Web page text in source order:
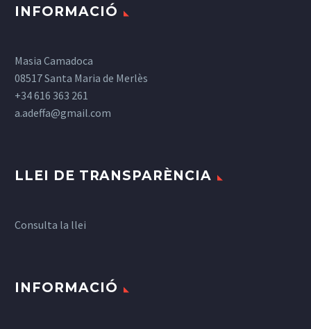
INFORMACIÓ
Masia Camadoca
08517 Santa Maria de Merlès
+34 616 363 261
a.adeffa@gmail.com
LLEI DE TRANSPARÈNCIA
Consulta la llei
INFORMACIÓ